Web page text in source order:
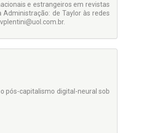
e estrangeiros em revistas
de Taylor às redes
pós-capitalismo digital-neural sob